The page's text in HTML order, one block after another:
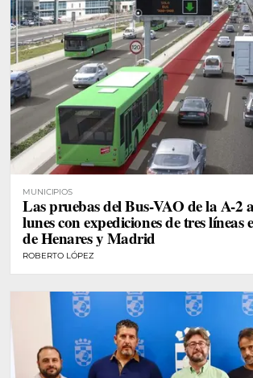
MUNICIPIOS
Las pruebas del Bus-VAO de la A-2
lunes con expediciones de tres líneas
de Henares y Madrid
ROBERTO LÓPEZ